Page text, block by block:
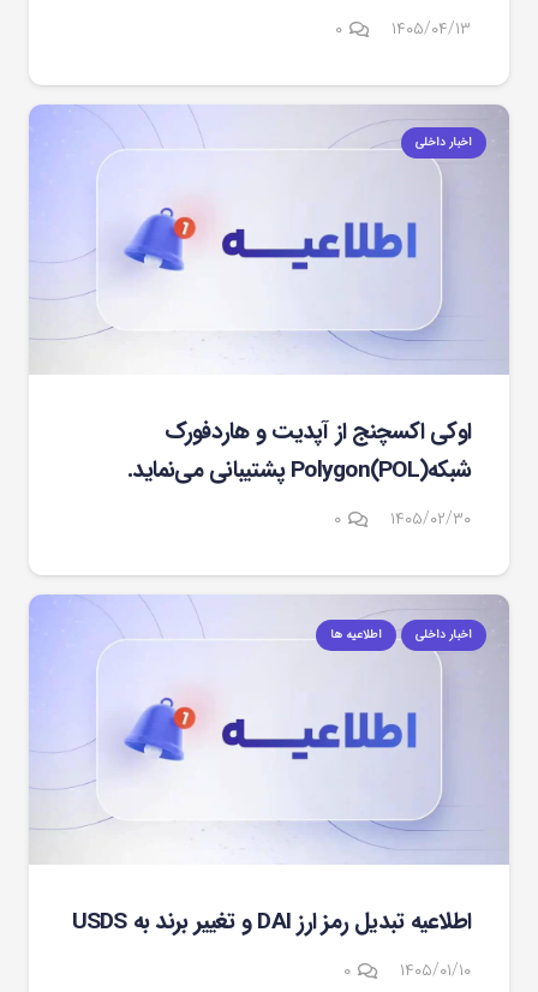
۱۴۰۵/۰۴/۱۳ ۰
اخبار داخلی
اوکی اکسچنج از آپدیت و هاردفورک
شبکهPolygon(POL) پشتیبانی می‌نماید.
۱۴۰۵/۰۲/۳۰ ۰
اخبار داخلی اطلاعیه ها
اطلاعیه تبدیل رمز ارز DAI و تغییر برند به USDS
۱۴۰۵/۰۱/۱۰ ۰